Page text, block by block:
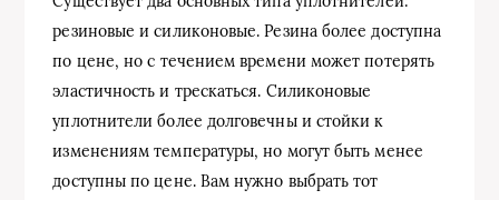
резиновые и силиконовые. Резина более доступна
по цене, но с течением времени может потерять
эластичность и трескаться. Силиконовые
уплотнители более долговечны и стойки к
изменениям температуры, но могут быть менее
доступны по цене. Вам нужно выбрать тот